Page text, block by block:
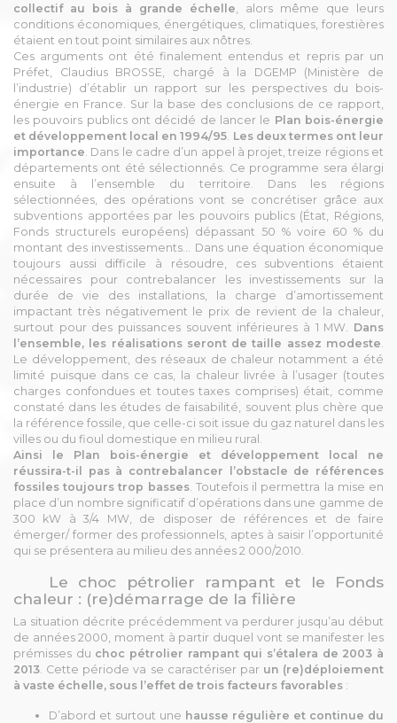
collectif au bois à grande échelle , alors même que leurs
conditions économiques, énergétiques, climatiques, forestières
étaient en tout point similaires aux nôtres.
Ces arguments ont été finalement entendus et repris par un
Préfet, Claudius BROSSE, chargé à la DGEMP (Ministère de
l’industrie) d’établir un rapport sur les perspectives du bois-
énergie en France. Sur la base des conclusions de ce rapport,
les pouvoirs publics ont décidé de lancer le Plan bois-énergie
et développement local en 1994/95 Les deux termes ont leur
importance . Dans le cadre d’un appel à projet, treize régions et
départements ont été sélectionnés. Ce programme sera élargi
ensuite à l’ensemble du territoire. Dans les régions
sélectionnées, des opérations vont se concrétiser grâce aux
subventions apportées par les pouvoirs publics (État, Régions,
Fonds structurels européens) dépassant 50 % voire 60 % du
montant des investissements… Dans une équation économique
toujours aussi difficile à résoudre, ces subventions étaient
nécessaires pour contrebalancer les investissements sur la
durée de vie des installations, la charge d’amortissement
impactant très négativement le prix de revient de la chaleur,
surtout pour des puissances souvent inférieures à 1 MW. Dans
l’ensemble, les réalisations seront de taille assez modeste
Le développement, des réseaux de chaleur notamment a été
limité puisque dans ce cas, la chaleur livrée à l’usager (toutes
charges confondues et toutes taxes comprises) était, comme
constaté dans les études de faisabilité, souvent plus chère que
la référence fossile, que celle-ci soit issue du gaz naturel dans les
villes ou du fioul domestique en milieu rural.
Ainsi le Plan bois-énergie et développement local ne
réussira-t-il pas à contrebalancer l’obstacle de références
fossiles toujours trop basses. Toutefois il permettra la mise en
place d’un nombre significatif d’opérations dans une gamme de
300 kW à 3/4 MW, de disposer de références et de faire
émerger/ former des professionnels, aptes à saisir l’opportunité
qui se présentera au milieu des années 2 000/2010.
Le choc pétrolier rampant et le Fonds
chaleur : (re)démarrage de la filière
La situation décrite précédemment va perdurer jusqu’au début
de années 2000, moment à partir duquel vont se manifester les
prémisses du choc pétrolier rampant qui s’étalera de 2003 à
2013 . Cette période va se caractériser par un (re)déploiement
à vaste échelle, sous l’effet de trois facteurs favorables :
D’abord et surtout une hausse régulière et continue du